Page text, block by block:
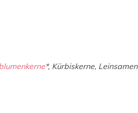
*, Kürbiskerne, Leinsamen